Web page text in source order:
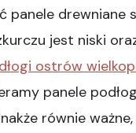
panele
jest niski
ostrów
panele
równie